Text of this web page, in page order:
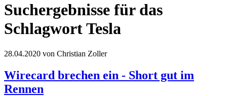
Suchergebnisse für das
Schlagwort Tesla
28.04.2020 von Christian Zoller
Wirecard brechen ein - Short gut im
Rennen